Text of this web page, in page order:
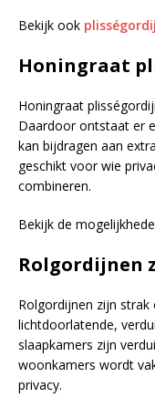
Bekijk ook
Honingraat
Honingraat
Daardoor ontstaat er
kan bijdragen aan
geschikt voor wie
combineren.
Bekijk de
Rolgordijnen
Rolgordijnen zijn strak
lichtdoorlatende,
slaapkamers zijn
woonkamers wordt
privacy.